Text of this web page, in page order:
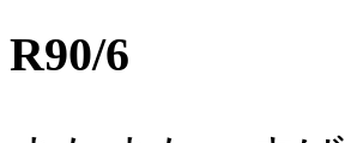
R90/6